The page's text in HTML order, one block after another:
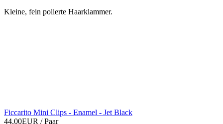
Kleine, fein polierte Haarklammer.
Ficcarito Mini Clips - Enamel - Jet Black
44,00EUR / Paar